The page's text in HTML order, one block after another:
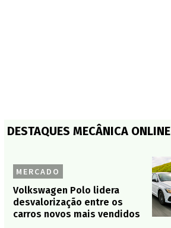
DESTAQUES MECÂNICA ONLINE
MERCADO
Volkswagen Polo lidera
desvalorização entre os
carros novos mais vendidos